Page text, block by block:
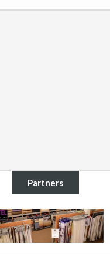
Partners